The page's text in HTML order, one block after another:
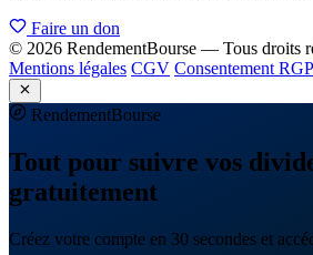
Faire un don
© 2026 RendementBourse — Tous droits
Mentions légales CGV Consentement
RendementBourse
Tout pour suivre vos
gratuitement
Créez votre compte en 30 secondes et